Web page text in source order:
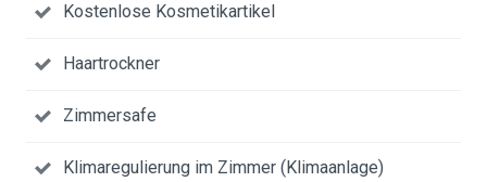
Kostenlose Kosmetikartikel
Haartrockner
Zimmersafe
Klimaregulierung im Zimmer (Klimaanlage)